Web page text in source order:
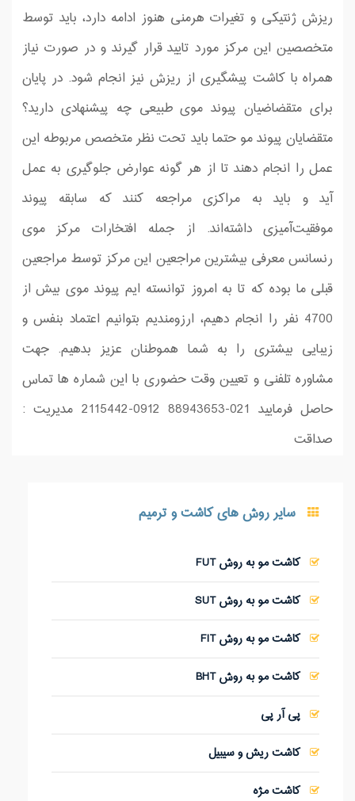
ریزش ژنتیكی و تغیرات هرمنی هنوز ادامه دارد، باید توسط
متخصصین این مركز مورد تایید قرار گیرند و در صورت نیاز
همراه با كاشت پیشگیری از ریزش نیز انجام شود. در پایان
برای متقضاضیان پیوند موی طبیعی چه پیشنهادی دارید؟
متقضایان پیوند مو حتما باید تحت نظر متخصص مربوطه این
عمل را انجام دهند تا از هر گونه عوارض جلوگیری به عمل
آید و باید به مراکزی مراجعه کنند که سابقه پیوند
موفقیت‌آمیزی داشته‌اند. از جمله افتخارات مركز موی
رنسانس معرفی بیشترین مراجعین این مركز توسط مراجعین
قبلی ما بوده كه تا به امروز توانسته ایم پیوند موی بیش از
4700 نفر را انجام دهیم، ارزومندیم بتوانیم اعتماد بنفس و
زیبایی بیشتری را به شما هموطنان عزیز بدهیم. جهت
مشاوره تلفنی و تعیین وقت حضوری با این شماره ها تماس
حاصل فرمایید 021-88943653 0912-2115442 مدیریت :
صداقت
سایر روش های کاشت و ترمیم
کاشت مو به روش FUT
کاشت مو به روش SUT
کاشت مو به روش FIT
کاشت مو به روش BHT
پی آر پی
کاشت ریش و سیبیل
کاشت مژه